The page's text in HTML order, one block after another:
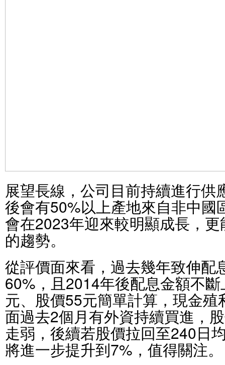
展望長線，公司目前持續進行供
後會有50%以上產地來自非中國
會在2023年迎來較明顯成長，
的趨勢。
從評價面來看，過去幾年致伸配
60%，且2014年後配息金額不
元、股價55元簡單計算，現金
面過去2個月有外資持續買進，
走弱，後續若股價拉回至240日
將進一步提升到7%，值得關注。